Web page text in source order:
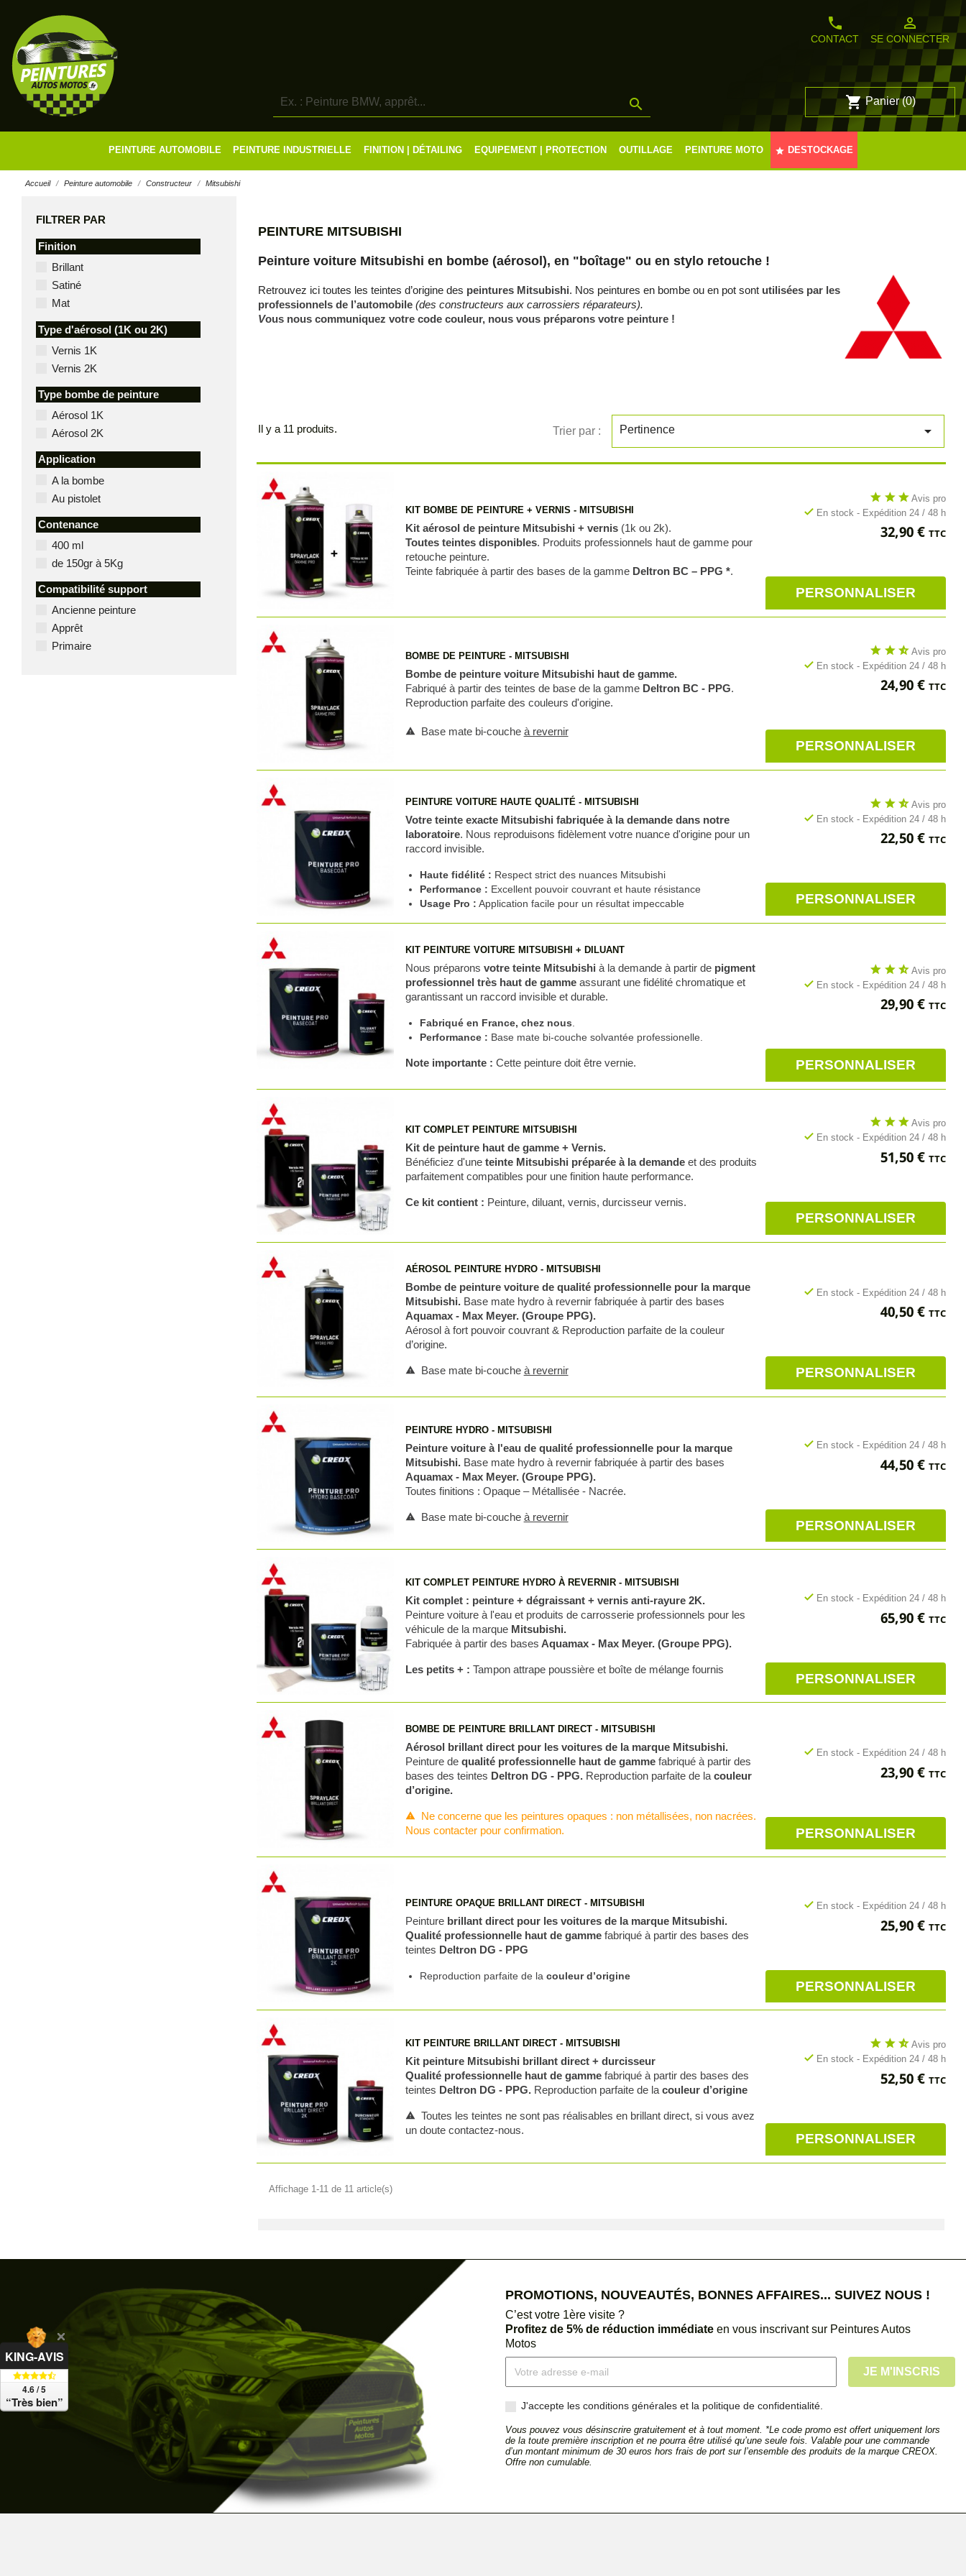

phone
CONTACT
person_outline
SE CONNECTER
shopping_cart Panier (0)
PEINTURE AUTOMOBILE PEINTURE INDUSTRIELLE FINITION | DÉTAILING EQUIPEMENT | PROTECTION OUTILLAGE PEINTURE MOTO star DESTOCKAGE
Accueil Peinture automobile Constructeur Mitsubishi
FILTRER PAR
Finition
Brillant
Satiné
Mat
Type d'aérosol (1K ou 2K)
Vernis 1K
Vernis 2K
Type bombe de peinture
Aérosol 1K
Aérosol 2K
Application
A la bombe
Au pistolet
Contenance
400 ml
de 150gr à 5Kg
Compatibilité support
Ancienne peinture
Apprêt
Primaire
PEINTURE MITSUBISHI
Peinture voiture Mitsubishi en bombe (aérosol), en "boîtage" ou en stylo retouche !
Retrouvez ici toutes les teintes d’origine des peintures Mitsubishi. Nos peintures en bombe ou en pot sont utilisées par les
professionnels de l’automobile (des constructeurs aux carrossiers réparateurs).
Vous nous communiquez votre code couleur, nous vous préparons votre peinture !
Il y a 11 produits. Trier par : Pertinence 
KIT BOMBE DE PEINTURE + VERNIS - MITSUBISHI
Kit aérosol de peinture Mitsubishi + vernis (1k ou 2k).
Toutes teintes disponibles. Produits professionnels haut de gamme pour
retouche peinture.
Teinte fabriquée à partir des bases de la gamme Deltron BC – PPG *.
star star star Avis pro
check En stock - Expédition 24 / 48 h
Prix
32,90 € TTC
PERSONNALISER
BOMBE DE PEINTURE - MITSUBISHI
Bombe de peinture voiture Mitsubishi haut de gamme.
Fabriqué à partir des teintes de base de la gamme Deltron BC - PPG.
Reproduction parfaite des couleurs d'origine.
warning Base mate bi-couche à revernir
star star star_half Avis pro
check En stock - Expédition 24 / 48 h
Prix
24,90 € TTC
PERSONNALISER
PEINTURE VOITURE HAUTE QUALITÉ - MITSUBISHI
Votre teinte exacte Mitsubishi fabriquée à la demande dans notre
laboratoire. Nous reproduisons fidèlement votre nuance d'origine pour un
raccord invisible.
Haute fidélité : Respect strict des nuances Mitsubishi
Performance : Excellent pouvoir couvrant et haute résistance
Usage Pro : Application facile pour un résultat impeccable
star star star_half Avis pro
check En stock - Expédition 24 / 48 h
Prix
22,50 € TTC
PERSONNALISER
KIT PEINTURE VOITURE MITSUBISHI + DILUANT
Nous préparonsvotre teinte Mitsubishi à la demande à partir de pigment
professionnel très haut de gamme assurant une fidélité chromatique et
garantissant un raccord invisible et durable.
Fabriqué en France, chez nous
Performance : Base mate bi-couche solvantée professionelle.
Note importante : Cette peinture doit être vernie.
star star star_half Avis pro
check En stock - Expédition 24 / 48 h
Prix
29,90 € TTC
PERSONNALISER
KIT COMPLET PEINTURE MITSUBISHI
Kit de peinture haut de gamme + Vernis.
Bénéficiez d'uneteinte Mitsubishi préparée à la demande et des produits
parfaitement compatibles pour une finition haute performance.
Ce kit contient : Peinture, diluant, vernis, durcisseur vernis.
star star star Avis pro
check En stock - Expédition 24 / 48 h
Prix
51,50 € TTC
PERSONNALISER
AÉROSOL PEINTURE HYDRO - MITSUBISHI
Bombe de peinture voiture de qualité professionnelle pour la marque
Mitsubishi. Base mate hydro à revernir fabriquée à partir des bases
Aquamax - Max Meyer. (Groupe PPG).
Aérosol à fort pouvoir couvrant & Reproduction parfaite de la couleur
d’origine.
warning Base mate bi-couche à revernir
check En stock - Expédition 24 / 48 h
Prix
40,50 € TTC
PERSONNALISER
PEINTURE HYDRO - MITSUBISHI
Peinture voiture à l'eau de qualité professionnelle pour la marque
Mitsubishi. Base mate hydro à revernir fabriquée à partir des bases
Aquamax - Max Meyer. (Groupe PPG).
Toutes finitions : Opaque – Métallisée - Nacrée.
warning Base mate bi-couche à revernir
check En stock - Expédition 24 / 48 h
Prix
44,50 € TTC
PERSONNALISER
KIT COMPLET PEINTURE HYDRO À REVERNIR - MITSUBISHI
Kit complet : peinture + dégraissant + vernis anti-rayure 2K.
Peinture voiture à l'eau et produits de carrosserie professionnels pour les
véhicule de la marque Mitsubishi.
Fabriquée à partir des bases Aquamax - Max Meyer. (Groupe PPG).
Les petits + : Tampon attrape poussière et boîte de mélange fournis
check En stock - Expédition 24 / 48 h
Prix
65,90 € TTC
PERSONNALISER
BOMBE DE PEINTURE BRILLANT DIRECT - MITSUBISHI
Aérosol brillant direct pour les voitures de la marque Mitsubishi.
Peinture dequalité professionnelle haut de gamme fabriqué à partir des
bases des teintes Deltron DG - PPG. Reproduction parfaite de lacouleur
d’origine.
warning
Ne concerne que les peintures opaques : non métallisées, non nacrées.
Nous contacter pour confirmation.
check En stock - Expédition 24 / 48 h
Prix
23,90 € TTC
PERSONNALISER
PEINTURE OPAQUE BRILLANT DIRECT - MITSUBISHI
Peinture brillant direct pour les voitures de la marque Mitsubishi.
Qualité professionnelle haut de gamme fabriqué à partir des bases des
teintes Deltron DG - PPG
Reproduction parfaite de lacouleur d’origine
check En stock - Expédition 24 / 48 h
Prix
25,90 € TTC
PERSONNALISER
KIT PEINTURE BRILLANT DIRECT - MITSUBISHI
Kit peinture Mitsubishi brillant direct + durcisseur
Qualité professionnelle haut de gamme fabriqué à partir des bases des
teintes Deltron DG - PPG. Reproduction parfaite de lacouleur d’origine
warning
Toutes les teintes ne sont pas réalisables en brillant direct, si vous avez
un doute contactez-nous.
star star star_half Avis pro
check En stock - Expédition 24 / 48 h
Prix
52,50 € TTC
PERSONNALISER
Affichage 1-11 de 11 article(s)
PROMOTIONS, NOUVEAUTÉS, BONNES AFFAIRES... SUIVEZ NOUS !
C’est votre 1ère visite ?
Profitez de 5% de réduction immédiate en vous inscrivant sur Peintures Autos
Motos
J'accepte les conditions générales et la politique de confidentialité.
Vous pouvez vous désinscrire gratuitement et à tout moment. *Le code promo est offert uniquement lors
de la toute première inscription et ne pourra être utilisé qu’une seule fois. Valable pour une commande
d’un montant minimum de 30 euros hors frais de port sur l’ensemble des produits de la marque CREOX.
Offre non cumulable.
KING-AVIS
4.6 / 5
“Très bien”